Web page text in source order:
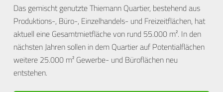
Das gemischt genutzte Thiemann Quartier, bestehend aus
Produktions-, Büro-, Einzelhandels- und Freizeitflächen, hat
aktuell eine Gesamtmietfläche von rund 55.000 m². In den
nächsten Jahren sollen in dem Quartier auf Potentialflächen
weitere 25.000 m² Gewerbe- und Büroflächen neu
entstehen.